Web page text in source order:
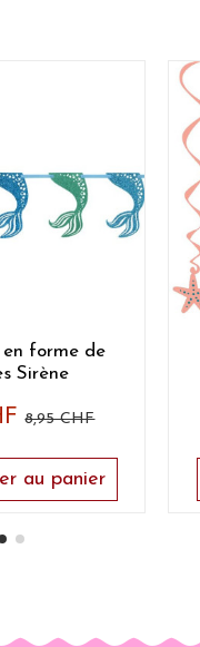
forme de
Sirène
8,95 CHF
au panier